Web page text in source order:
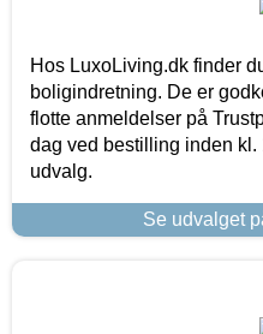
Hos LuxoLiving.dk finder
boligindretning. De er
flotte anmeldelser på
dag ved bestilling inden kl.
udvalg.
Se udvalget